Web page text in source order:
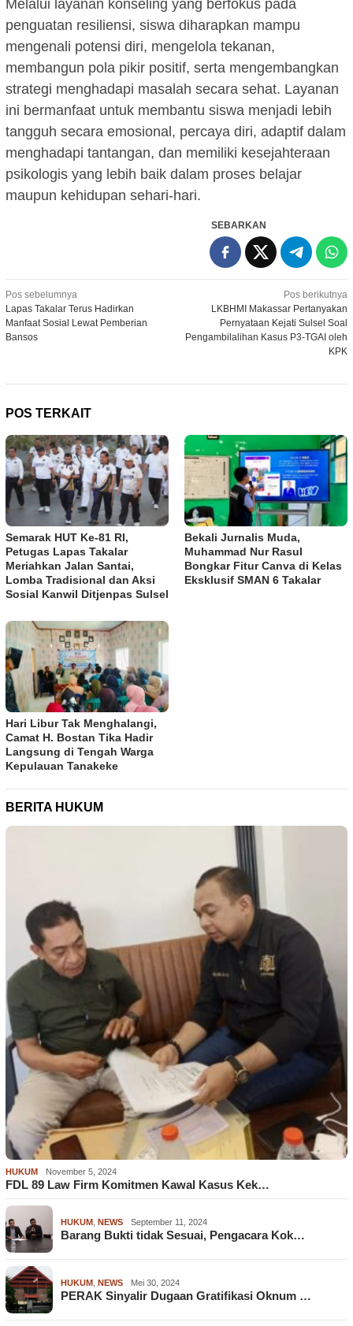
Melalui layanan konseling yang berfokus pada
penguatan resiliensi, siswa diharapkan mampu
mengenali potensi diri, mengelola tekanan,
membangun pola pikir positif, serta mengembangkan
strategi menghadapi masalah secara sehat. Layanan
ini bermanfaat untuk membantu siswa menjadi lebih
tangguh secara emosional, percaya diri, adaptif dalam
menghadapi tantangan, dan memiliki kesejahteraan
psikologis yang lebih baik dalam proses belajar
maupun kehidupan sehari-hari.
SEBARKAN
Navigasi
pos
Pos sebelumnya
Lapas Takalar Terus Hadirkan
Manfaat Sosial Lewat Pemberian
Bansos
Pos berikutnya
LKBHMI Makassar Pertanyakan
Pernyataan Kejati Sulsel Soal
Pengambilalihan Kasus P3-TGAI oleh
KPK
POS TERKAIT
Semarak HUT Ke-81 RI,
Petugas Lapas Takalar
Meriahkan Jalan Santai,
Lomba Tradisional dan Aksi
Sosial Kanwil Ditjenpas Sulsel
Bekali Jurnalis Muda,
Muhammad Nur Rasul
Bongkar Fitur Canva di Kelas
Eksklusif SMAN 6 Takalar
Hari Libur Tak Menghalangi,
Camat H. Bostan Tika Hadir
Langsung di Tengah Warga
Kepulauan Tanakeke
BERITA HUKUM
HUKUM November 5, 2024
FDL 89 Law Firm Komitmen Kawal Kasus Kek…
HUKUM NEWS September 11, 2024
Barang Bukti tidak Sesuai, Pengacara Kok…
HUKUM NEWS Mei 30, 2024
PERAK Sinyalir Dugaan Gratifikasi Oknum …